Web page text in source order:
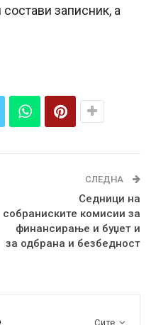
записник, а
СЛЕДНА
Седници на
собраниските комисии за
финансирање и буџет и
за одбрана и безбедност
Сите